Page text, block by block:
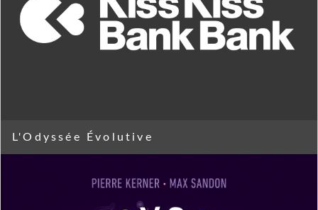
L'Odyssée Évolutive